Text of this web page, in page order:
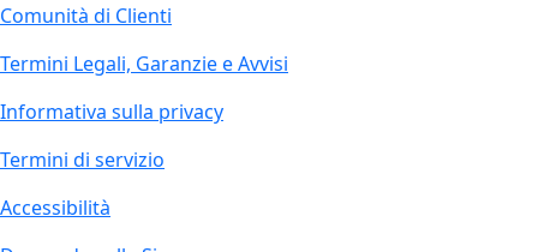
Comunità di Clienti
Termini Legali, Garanzie e Avvisi
Informativa sulla privacy
Termini di servizio
Accessibilità